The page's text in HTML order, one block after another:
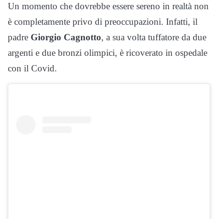
Un momento che dovrebbe essere sereno in realtà non
è completamente privo di preoccupazioni. Infatti, il
padre Giorgio Cagnotto, a sua volta tuffatore da due
argenti e due bronzi olimpici, è ricoverato in ospedale
con il Covid.